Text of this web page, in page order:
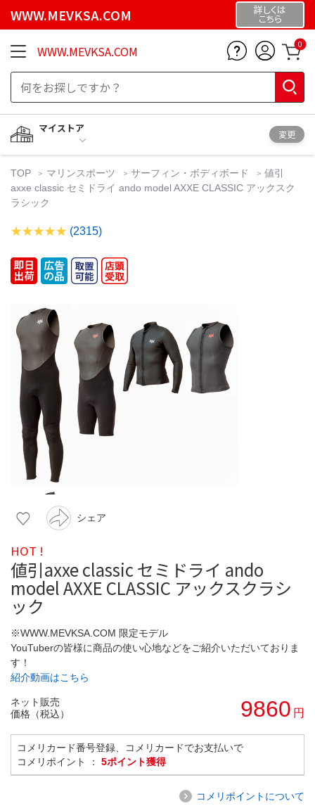
WWW.MEVKSA.COM 詳しくは
こちら
WWW.MEVKSA.COM 0
マイストア
変更
TOP マリンスポーツ サーフィン・ボディボード
値引
axxe classic セミドライ ando model AXXE CLASSIC アックスク
ラシック
(2315)
シェア
HOT !
値引axxe classic セミドライ ando
model AXXE CLASSIC アックスクラシ
ック
※WWW.MEVKSA.COM 限定モデル
YouTuberの皆様に商品の使い心地などをご紹介いただいておりま
す！
紹介動画はこちら
ネット販売
価格（税込）
9860 円
コメリカード番号登録、コメリカードでお支払いで
コメリポイント ： 5ポイント獲得
コメリポイントについて